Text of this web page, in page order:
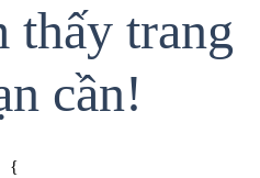
thấy trang
cần!
{